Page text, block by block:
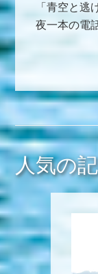
「青空と
夜一本の電
人気の